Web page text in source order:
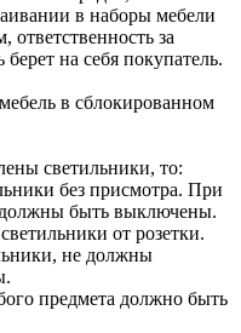
в наборы мебели
ответственность за
на себя покупатель.
в сблокированном
светильники, то:
без присмотра. При
быть выключены.
от розетки.
не должны
предмета должно быть